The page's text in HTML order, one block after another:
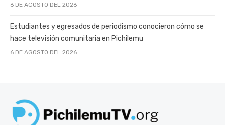
6 DE AGOSTO DEL 2026
Estudiantes y egresados de periodismo conocieron cómo se
hace televisión comunitaria en Pichilemu
6 DE AGOSTO DEL 2026